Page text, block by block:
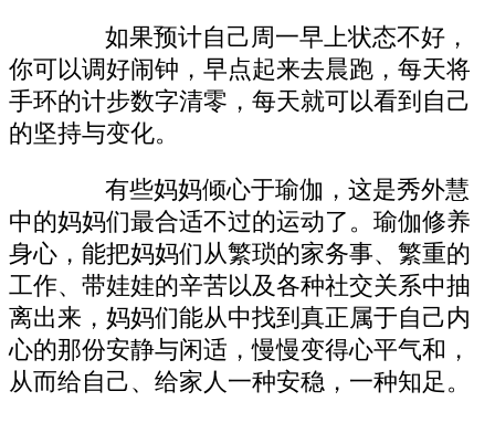
如果预计自己周一早上状态不好，
你可以调好闹钟，早点起来去晨跑，每天将
手环的计步数字清零，每天就可以看到自己
的坚持与变化。
有些妈妈倾心于瑜伽，这是秀外慧
中的妈妈们最合适不过的运动了。瑜伽修养
身心，能把妈妈们从繁琐的家务事、繁重的
工作、带娃娃的辛苦以及各种社交关系中抽
离出来，妈妈们能从中找到真正属于自己内
心的那份安静与闲适，慢慢变得心平气和，
从而给自己、给家人一种安稳，一种知足。